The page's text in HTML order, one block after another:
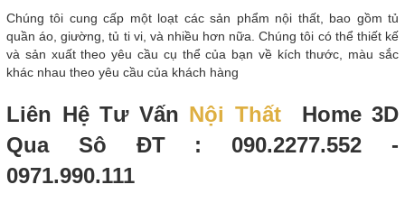
Chúng tôi cung cấp một loạt các sản phẩm nội thất, bao gồm tủ
quần áo, giường, tủ ti vi, và nhiều hơn nữa. Chúng tôi có thể thiết kế
và sản xuất theo yêu cầu cụ thể của bạn về kích thước, màu sắc
khác nhau theo yêu cầu của khách hàng
Liên Hệ Tư Vấn Nội ThấtHome 3D
Qua Sô ĐT : 090.2277.552 -
0971.990.111